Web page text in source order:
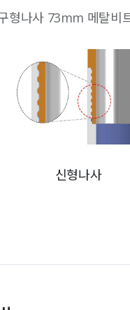
형나사 73mm 메탈비
신형나사